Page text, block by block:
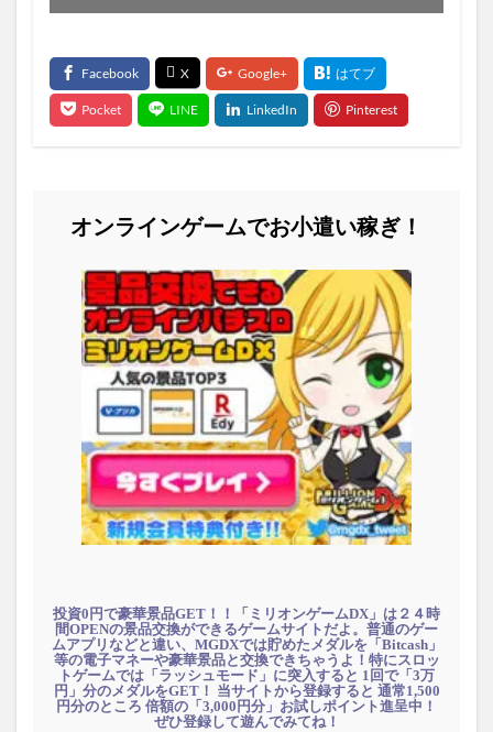
オンラインゲームでお小遣い稼ぎ！
投資0円で豪華景品GET！！「ミリオンゲームDX」は２４時
間OPENの景品交換ができるゲームサイトだよ。普通のゲー
ムアプリなどと違い、MGDXでは貯めたメダルを「Bitcash」
等の電子マネーや豪華景品と交換できちゃうよ！特にスロッ
トゲームでは「ラッシュモード」に突入すると 1回で「3万
円」分のメダルをGET！ 当サイトから登録すると 通常1,500
円分のところ 倍額の「3,000円分」お試しポイント進呈中！
ぜひ登録して遊んでみてね！